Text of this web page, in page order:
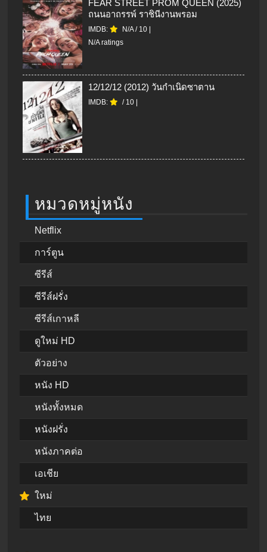
FEAR STREET PROM QUEEN (2025)
ถนนอาถรรพ์ ราชินีงานพรอม
IMDB: N/A/ 10
N/A ratings
12/12/12 (2012) วันกำเนิดซาตาน
IMDB: / 10
หมวดหมู่หนัง
Netflix
การ์ตูน
ซีรีส์
ซีรีส์ฝรั่ง
ซีรีส์เกาหลี
ดูใหม่ HD
ตัวอย่าง
หนัง HD
หนังทั้งหมด
หนังฝรั่ง
หนังภาคต่อ
เอเชีย
ใหม่
ไทย